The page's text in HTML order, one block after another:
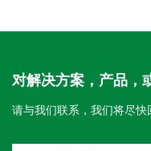
对解决方案，产品，
请与我们联系，我们将尽快